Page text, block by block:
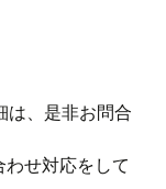
、是非お問合
せ対応をして